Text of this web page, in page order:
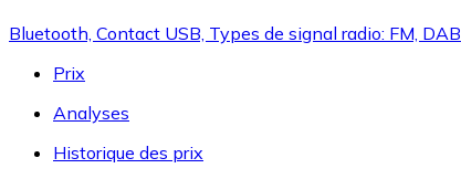
Bluetooth, Contact USB, Types de signal radio: FM, DAB
Prix
Analyses
Historique des prix